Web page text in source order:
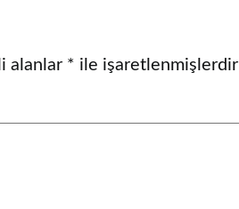
alanlar * ile işaretlenmişlerdir